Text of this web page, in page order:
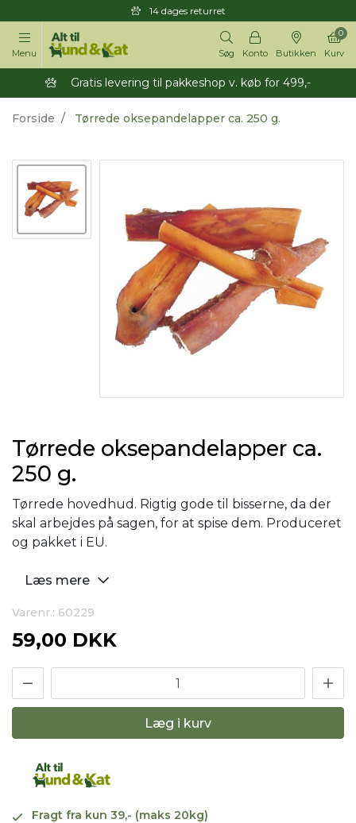
14 dages returret
Menu Søg Konto Butikken Kurv
0
Gratis levering til pakkeshop v. køb for 499,-
Forside Tørrede oksepandelapper ca. 250 g.
Tørrede oksepandelapper ca.
250 g.
Tørrede hovedhud. Rigtig gode til bisserne, da der
skal arbejdes på sagen, for at spise dem. Produceret
og pakket i EU.
Læs mere
Varenr.: 60229
59,00 DKK
Læg i kurv
Fragt fra kun 39,- (maks 20kg)